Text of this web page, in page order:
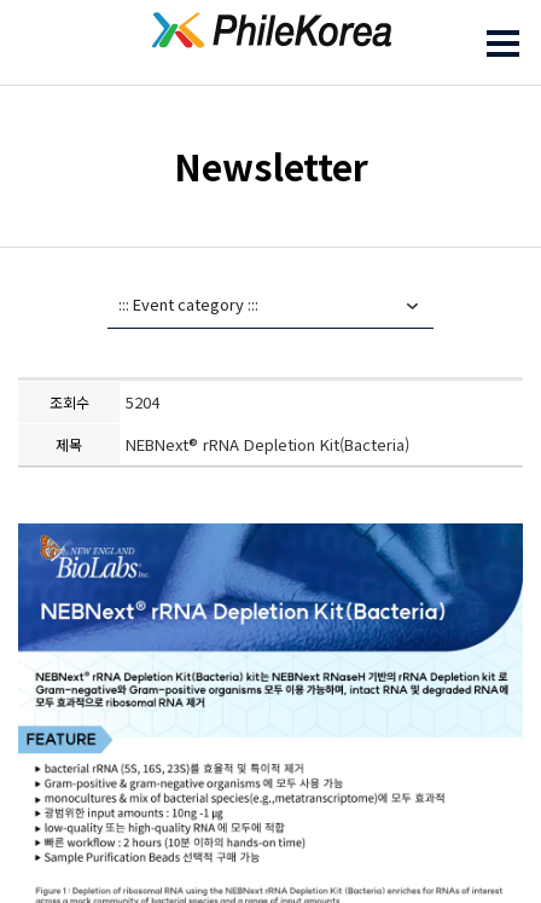
Newsletter
조회수 5204
제목 NEBNext® rRNA Depletion Kit(Bacteria)